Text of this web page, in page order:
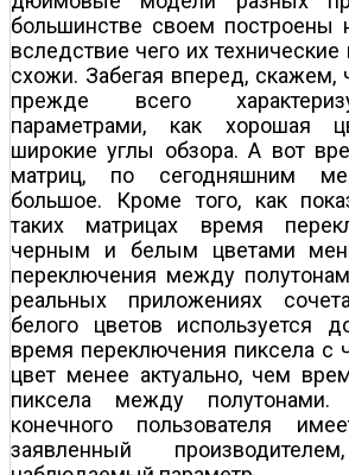
большинстве своем построены
вследствие чего их
схожи. Забегая вперед, скажем,
прежде всего
параметрами, как хорошая
широкие углы обзора. А вот
матриц, по сегодняшним
большое. Кроме того, как
таких матрицах время
черным и белым цветами
переключения между
реальных приложениях
белого цветов используется
время переключения пиксела с
цвет менее актуально, чем
пиксела между
конечного пользователя
заявленный